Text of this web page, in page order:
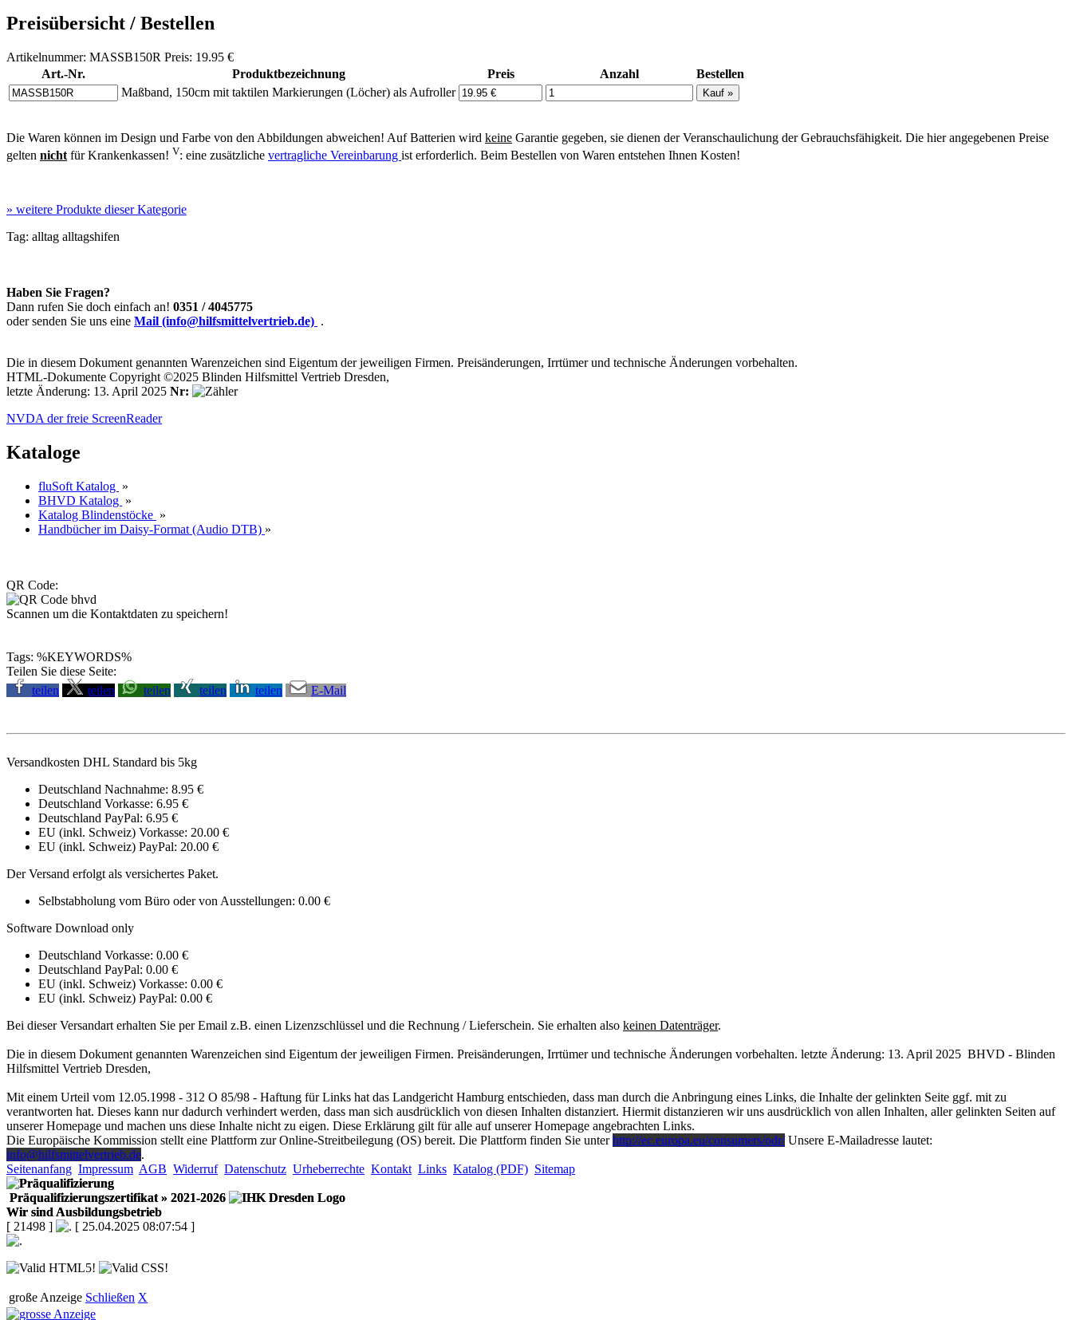
Preisübersicht / Bestellen
Artikelnummer: MASSB150R Preis: 19.95 €
Art.-Nr.
Produktbezeichnung Preis Anzahl
Bestellen
Maßband, 150cm mit taktilen Markierungen (Löcher) als Aufroller
Die Waren können im Design und Farbe von den Abbildungen abweichen! Auf Batterien wird keine Garantie gegeben, sie dienen der Veranschaulichung der Gebrauchsfähigkeit. Die hier angegebenen Preise
gelten nicht für Krankenkassen! V: eine zusätzliche vertragliche Vereinbarung ist erforderlich. Beim Bestellen von Waren entstehen Ihnen Kosten!
» weitere Produkte dieser Kategorie
Tag: alltag alltagshifen
Haben Sie Fragen?
Dann rufen Sie doch einfach an! 0351 / 4045775
oder senden Sie uns eine Mail (info@hilfsmittelvertrieb.de) .
Die in diesem Dokument genannten Warenzeichen sind Eigentum der jeweiligen Firmen. Preisänderungen, Irrtümer und technische Änderungen vorbehalten.
HTML-Dokumente Copyright ©2025 Blinden Hilfsmittel Vertrieb Dresden,
letzte Änderung: 13. April 2025 Nr:
NVDA der freie ScreenReader
Kataloge
fluSoft Katalog »
BHVD Katalog »
Katalog Blindenstöcke »
Handbücher im Daisy-Format (Audio DTB) »
QR Code:
Scannen um die Kontaktdaten zu speichern!
Tags: %KEYWORDS%
Teilen Sie diese Seite:
teilen
teilen teilen teilen teilen E-Mail
Versandkosten DHL Standard bis 5kg
Deutschland Nachnahme: 8.95 €
Deutschland Vorkasse: 6.95 €
Deutschland PayPal: 6.95 €
EU (inkl. Schweiz) Vorkasse: 20.00 €
EU (inkl. Schweiz) PayPal: 20.00 €
Der Versand erfolgt als versichertes Paket.
Selbstabholung vom Büro oder von Ausstellungen: 0.00 €
Software Download only
Deutschland Vorkasse: 0.00 €
Deutschland PayPal: 0.00 €
EU (inkl. Schweiz) Vorkasse: 0.00 €
EU (inkl. Schweiz) PayPal: 0.00 €
Bei dieser Versandart erhalten Sie per Email z.B. einen Lizenzschlüssel und die Rechnung / Lieferschein. Sie erhalten also keinen Datenträger.
Die in diesem Dokument genannten Warenzeichen sind Eigentum der jeweiligen Firmen. Preisänderungen, Irrtümer und technische Änderungen vorbehalten. letzte Änderung: 13. April 2025 BHVD - Blinden
Hilfsmittel Vertrieb Dresden,
Mit einem Urteil vom 12.05.1998 - 312 O 85/98 - Haftung für Links hat das Landgericht Hamburg entschieden, dass man durch die Anbringung eines Links, die Inhalte der gelinkten Seite ggf. mit zu
verantworten hat. Dieses kann nur dadurch verhindert werden, dass man sich ausdrücklich von diesen Inhalten distanziert. Hiermit distanzieren wir uns ausdrücklich von allen Inhalten, aller gelinkten Seiten auf
unserer Homepage und machen uns diese Inhalte nicht zu eigen. Diese Erklärung gilt für alle auf unserer Homepage angebrachten Links.
Die Europäische Kommission stellt eine Plattform zur Online-Streitbeilegung (OS) bereit. Die Plattform finden Sie unterhttp://ec.europa.eu/consumers/odr/Unsere E-Mailadresse lautet:
info@hilfsmittelvertrieb.de.
Seitenanfang Impressum AGB Widerruf Datenschutz Urheberrechte Kontakt Links Katalog (PDF) Sitemap
Präqualifizierungszertifikat » 2021-2026
Wir sind Ausbildungsbetrieb
[ 21498 ]
[ 25.04.2025 08:07:54 ]
große Anzeige Schließen X